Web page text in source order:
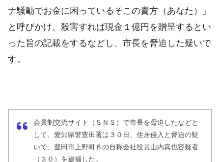
ナ騒動でお金に困っているそこの貴方（あなた）」
と呼びかけ、殺害すれば現金１億円を贈呈するとい
った旨の記載をするなどし、市長を脅迫した疑いで
す。
会員制交流サイト（ＳＮＳ）で市長を脅迫したなどと
して、愛知県警豊田署は３０日、住居侵入と脅迫の疑
いで、豊田市上野町６の自称会社役員山内真也容疑者
（３０）を逮捕した。